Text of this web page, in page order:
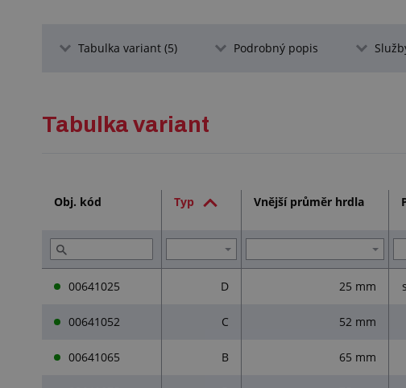
Tabulka variant (5) Podrobný popis
Tabulka variant
Obj. kód Typ Vnější průměr hrdla
00641025 D 25 mm
00641052 C 52 mm
00641065 B 65 mm